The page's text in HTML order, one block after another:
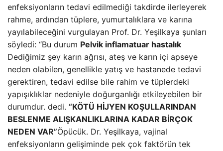
enfeksiyonların tedavi edilmediği takdirde ilerleyerek
rahme, ardından tüplere, yumurtalıklara ve karına
yayılabileceğini vurgulayan Prof. Dr. Yeşilkaya şunları
söyledi: “Bu durum Pelvik inflamatuar hastalık
Dediğimiz şey karın ağrısı, ateş ve karın içi apseye
neden olabilen, genellikle yatış ve hastanede tedavi
gerektiren, tedavi edilse bile rahim ve tüplerdeki
yapışıklıklar nedeniyle doğurganlığı etkileyebilen bir
durumdur. dedi. “KÖTÜ HİJYEN KOŞULLARINDAN
BESLENME ALIŞKANLIKLARINA KADAR BİRÇOK
NEDEN VAR”Öpücük. Dr. Yeşilkaya, vajinal
enfeksiyonların gelişiminde pek çok faktörün tek